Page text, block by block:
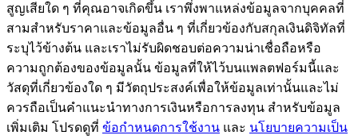
Bitrue
สูญเสียใด ๆ ที่คุณอาจเกิดขึ้น เราพึ่งพาแหล่งข้อมูลจากบุคคลที่
สามสำหรับราคาและข้อมูลอื่น ๆ ที่เกี่ยวข้องกับสกุลเงินดิจิทัลที่
ระบุไว้ข้างต้น และเราไม่รับผิดชอบต่อความน่าเชื่อถือหรือ
ความถูกต้องของข้อมูลนั้น ข้อมูลที่ให้ไว้บนแพลตฟอร์มนี้และ
วัสดุที่เกี่ยวข้องใด ๆ มีวัตถุประสงค์เพื่อให้ข้อมูลเท่านั้นและไม่
ควรถือเป็นคำแนะนำทางการเงินหรือการลงทุน สำหรับข้อมูล
เพิ่มเติม โปรดดูที่ ข้อกำหนดการใช้งาน และ นโยบายความเป็น